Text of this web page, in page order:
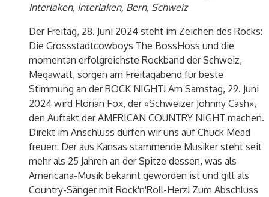
Interlaken, Interlaken, Bern, Schweiz
Der Freitag, 28. Juni 2024 steht im Zeichen des Rocks:
Die Grossstadtcowboys The BossHoss und die
momentan erfolgreichste Rockband der Schweiz,
Megawatt, sorgen am Freitagabend für beste
Stimmung an der ROCK NIGHT! Am Samstag, 29. Juni
2024 wird Florian Fox, der «Schweizer Johnny Cash»,
den Auftakt der AMERICAN COUNTRY NIGHT machen.
Direkt im Anschluss dürfen wir uns auf Chuck Mead
freuen: Der aus Kansas stammende Musiker steht seit
mehr als 25 Jahren an der Spitze dessen, was als
Americana-Musik bekannt geworden ist und gilt als
Country-Sänger mit Rock'n'Roll-Herz! Zum Abschluss